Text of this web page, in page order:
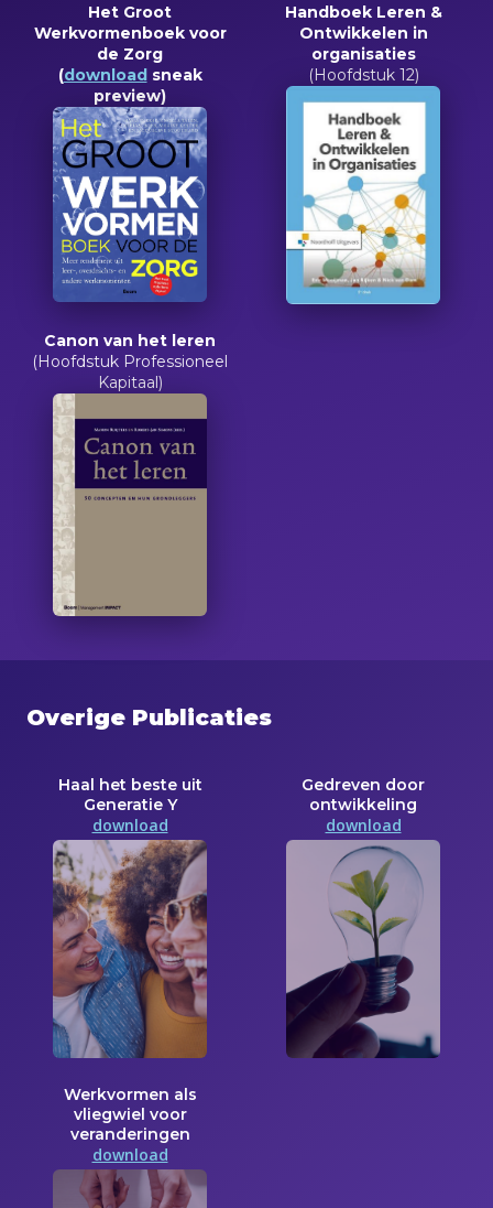
Het Groot
Werkvormenboek voor
de Zorg
(downloadsneak
preview)
Handboek Leren &
Ontwikkelen in
organisaties
(Hoofdstuk 12)
Canon van het leren
(Hoofdstuk Professioneel
Kapitaal)
Overige Publicaties
Haal het beste uit
Generatie Y
download
Gedreven door
ontwikkeling
download
Werkvormen als
vliegwiel voor
veranderingen
download